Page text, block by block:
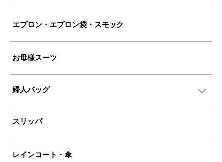
エプロン・エプロン袋・スモック
お母様スーツ
婦人バッグ
スリッパ
レインコート・傘